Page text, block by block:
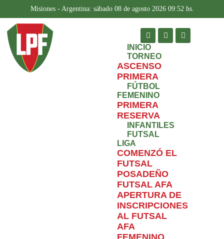
Misiones - Argentina: sábado 08 de agosto 2026 09:52 hs.
INICIO
TORNEO
ASCENSO
PRIMERA
FÚTBOL
FEMENINO
PRIMERA
RESERVA
INFANTILES
FUTSAL
LIGA
COMENZÓ EL
FUTSAL
POSADEÑO
FUTSAL AFA
APERTURA DE
INSCRIPCIONES
AL FUTSAL
AFA
FEMENINO